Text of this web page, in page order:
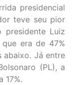
presidencial
teve seu pior
presidente Luiz
era de 47%
abaixo. Já entre
(PL), a
17%.